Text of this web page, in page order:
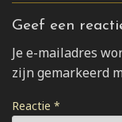
Geef een
Je e-mailadres
zijn gemarkeerd
Reactie *